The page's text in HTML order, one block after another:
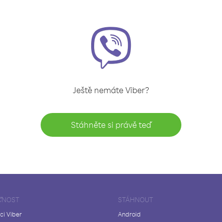
Ještě nemáte Viber?
Stáhněte si právě teď
Viber
STÁHNOUT
Android